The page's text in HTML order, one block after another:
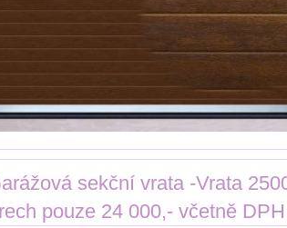
sekční vrata -Vrata
pouze 24 000,- včetně DPH